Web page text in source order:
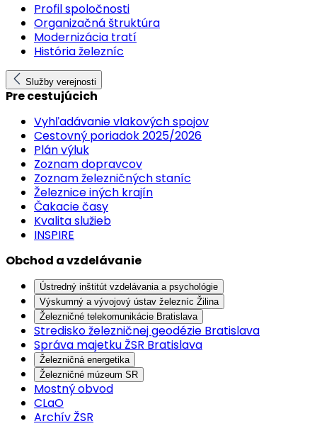
Profil spoločnosti
Organizačná štruktúra
Modernizácia tratí
História železníc
Služby verejnosti
Pre cestujúcich
Vyhľadávanie vlakových spojov
Cestovný poriadok 2025/2026
Plán výluk
Zoznam dopravcov
Zoznam železničných staníc
Železnice iných krajín
Čakacie časy
Kvalita služieb
INSPIRE
Obchod a vzdelávanie
Ústredný inštitút vzdelávania a psychológie
Výskumný a vývojový ústav železníc Žilina
Železničné telekomunikácie Bratislava
Stredisko železničnej geodézie Bratislava
Správa majetku ŽSR Bratislava
Železničná energetika
Železničné múzeum SR
Mostný obvod
CLaO
Archív ŽSR